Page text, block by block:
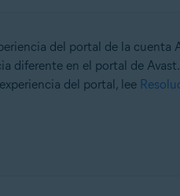
del portal de la
diferente en el portal de
del portal, lee